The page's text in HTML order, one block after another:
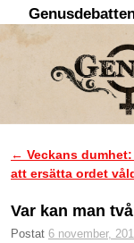
← Veckans
att ersätta ordet
Var kan man
Postat 6 november,